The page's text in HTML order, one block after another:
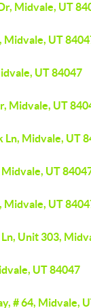
Midvale, UT
Midvale, UT
UT 84047
Midvale, UT
Ln, Midvale, UT
UT
Midvale, UT
Unit 303,
UT 84047
# 64, Midvale,